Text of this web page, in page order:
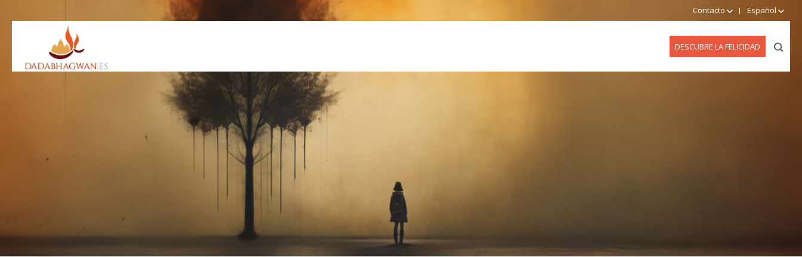
Contacto Español
DESCUBRE LA FELICIDAD